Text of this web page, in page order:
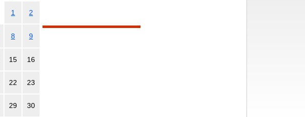
1 2
8 9
15 16
22 23
29 30